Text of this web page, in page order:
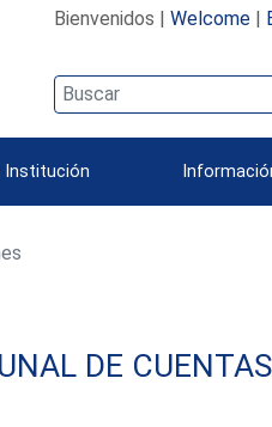
Bienvenidos | Welcome|
Institución
DE